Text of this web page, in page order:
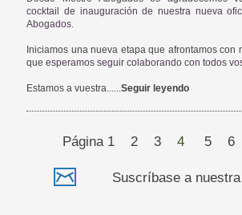
cocktail de inauguración de nuestra nueva
Abogados.
Iniciamos una nueva etapa que afrontamos con
queesperamos seguir colaborando con todos
Estamos a vuestra......Seguir leyendo
Página 1 2 3 4 5 6
Suscríbase a